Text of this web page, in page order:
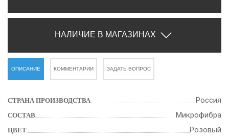
НАЛИЧИЕ В МАГАЗИНАХ
ОПИСАНИЕ КОММЕНТАРИИ ЗАДАТЬ ВОПРОС
СТРАНА ПРОИЗВОДСТВА Россия
СОСТАВ Микрофибра
ЦВЕТ Розовый